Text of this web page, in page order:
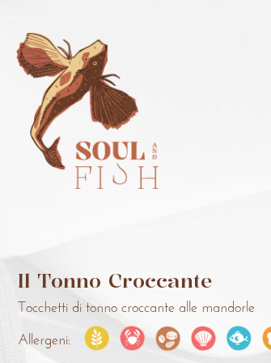
Il Tonno Croccante
Tocchetti di tonno croccante alle mandorle
Allergeni: